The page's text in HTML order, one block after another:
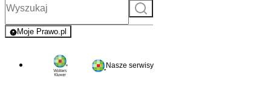
Szukaj
Moje Prawo.pl
- rejestracja i logowanie do serwisu
Nasze serwisy